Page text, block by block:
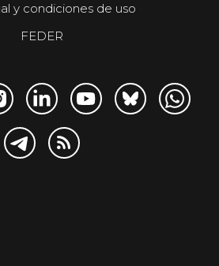
y condiciones de uso
FEDER